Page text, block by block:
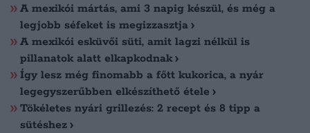
A mexikói mártás, ami 3 napig készül, és még a
legjobb séfeket is megizzasztja
A mexikói esküvői süti, amit lagzi nélkül is
pillanatok alatt elkapkodnak
Így lesz még finomabb a főtt kukorica, a nyár
legegyszerűbben elkészíthető étele
Tökéletes nyári grillezés: 2 recept és 8 tipp a
sütéshez